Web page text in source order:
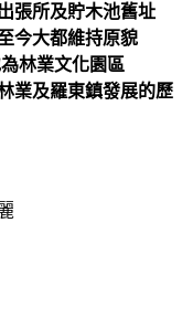
張所及貯木池舊址
今大都維持原貌
林業文化園區
業及羅東鎮發展的歷